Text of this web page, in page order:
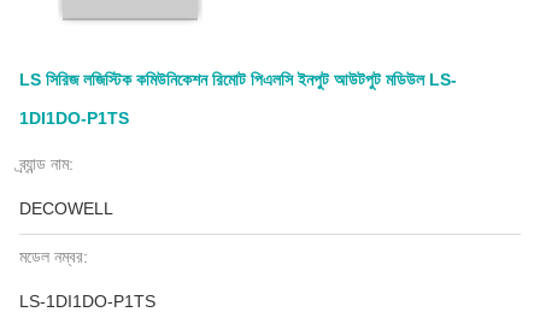
LS সিরিজ লজিস্টিক কমিউনিকেশন রিমোট পিএলসি ইনপুট আউটপুট মডিউল LS-
1DI1DO-P1TS
ব্র্যান্ড নাম:
DECOWELL
মডেল নম্বর:
LS-1DI1DO-P1TS